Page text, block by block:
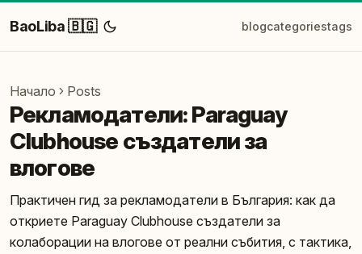
BaoLiba 🇧🇬 blogcategoriestags
Начало Posts
Рекламодатели: Paraguay
Clubhouse създатели за
влогове
Практичен гид за рекламодатели в България: как да
откриете Paraguay Clubhouse създатели за
колаборации на влогове от реални събития, с тактика,